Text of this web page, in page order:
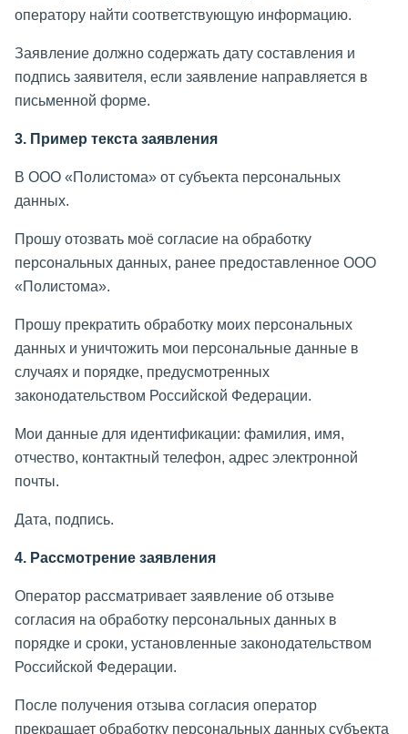
оператору найти соответствующую информацию.
Заявление должно содержать дату составления и
подпись заявителя, если заявление направляется в
письменной форме.
3. Пример текста заявления
В ООО «Полистома» от субъекта персональных
данных.
Прошу отозвать моё согласие на обработку
персональных данных, ранее предоставленное ООО
«Полистома».
Прошу прекратить обработку моих персональных
данных и уничтожить мои персональные данные в
случаях и порядке, предусмотренных
законодательством Российской Федерации.
Мои данные для идентификации: фамилия, имя,
отчество, контактный телефон, адрес электронной
почты.
Дата, подпись.
4. Рассмотрение заявления
Оператор рассматривает заявление об отзыве
согласия на обработку персональных данных в
порядке и сроки, установленные законодательством
Российской Федерации.
После получения отзыва согласия оператор
прекращает обработку персональных данных субъекта